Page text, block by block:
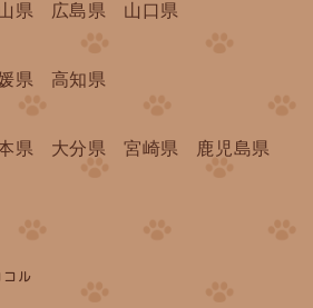
県 広島県 山口県
県 高知県
県 大分県 宮崎県
鹿児島県
ル